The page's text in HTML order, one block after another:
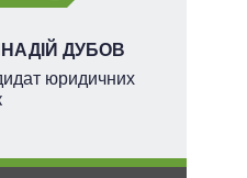
ДУБОВ
юридичних